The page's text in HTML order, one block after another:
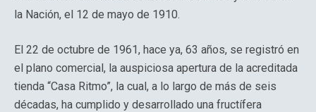
la Nación, el 12 de mayo de 1910.
El 22 de octubre de 1961, hace ya, 63 años, se registró en
el plano comercial, la auspiciosa apertura de la acreditada
tienda “Casa Ritmo”, la cual, a lo largo de más de seis
décadas, ha cumplido y desarrollado una fructífera